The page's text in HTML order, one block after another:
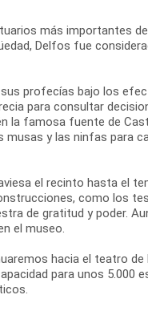
más importantes
Delfos fue
profecías bajo los
para consultar
la famosa fuente de
musas y las ninfas para
el recinto hasta el
como los
de gratitud y poder.
el museo.
hacia el teatro de
para unos 5.000